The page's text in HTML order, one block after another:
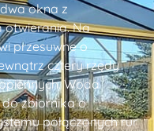
okna z
Na
przesuwne o
cztery rzędy
Woda
zbiornika o
połączonych rur